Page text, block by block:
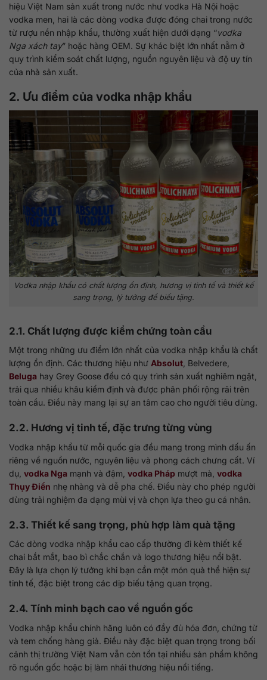
hiệu Việt Nam sản xuất trong nước như vodka Hà Nội hoặc
vodka men, hai là các dòng vodka được đóng chai trong nước
từ rượu nền nhập khẩu, thường xuất hiện dưới dạng “vodka
Nga xách tay” hoặc hàng OEM. Sự khác biệt lớn nhất nằm ở
quy trình kiểm soát chất lượng, nguồn nguyên liệu và độ uy tín
của nhà sản xuất.
2. Ưu điểm của vodka nhập khẩu
Vodka nhập khẩu có chất lượng ổn định, hương vị tinh tế và thiết kế
sang trọng, lý tưởng để biếu tặng.
2.1. Chất lượng được kiểm chứng toàn cầu
Một trong những ưu điểm lớn nhất của vodka nhập khẩu là chất
lượng ổn định. Các thương hiệu như Absolut , Belvedere,
Beluga hay Grey Goose đều có quy trình sản xuất nghiêm ngặt,
trải qua nhiều khâu kiểm định và được phân phối rộng rãi trên
toàn cầu. Điều này mang lại sự an tâm cao cho người tiêu dùng.
2.2. Hương vị tinh tế, đặc trưng từng vùng
Vodka nhập khẩu từ mỗi quốc gia đều mang trong mình dấu ấn
riêng về nguồn nước, nguyên liệu và phong cách chưng cất. Ví
dụ, vodka Nga mạnh và đậm, vodka Pháp mượt mà, vodka
Thụy Điển nhẹ nhàng và dễ pha chế. Điều này cho phép người
dùng trải nghiệm đa dạng mùi vị và chọn lựa theo gu cá nhân.
2.3. Thiết kế sang trọng, phù hợp làm quà tặng
Các dòng vodka nhập khẩu cao cấp thường đi kèm thiết kế
chai bắt mắt, bao bì chắc chắn và logo thương hiệu nổi bật.
Đây là lựa chọn lý tưởng khi bạn cần một món quà thể hiện sự
tinh tế, đặc biệt trong các dịp biếu tặng quan trọng.
2.4. Tính minh bạch cao về nguồn gốc
Vodka nhập khẩu chính hãng luôn có đầy đủ hóa đơn, chứng từ
và tem chống hàng giả. Điều này đặc biệt quan trọng trong bối
cảnh thị trường Việt Nam vẫn còn tồn tại nhiều sản phẩm không
rõ nguồn gốc hoặc bị làm nhái thương hiệu nổi tiếng.